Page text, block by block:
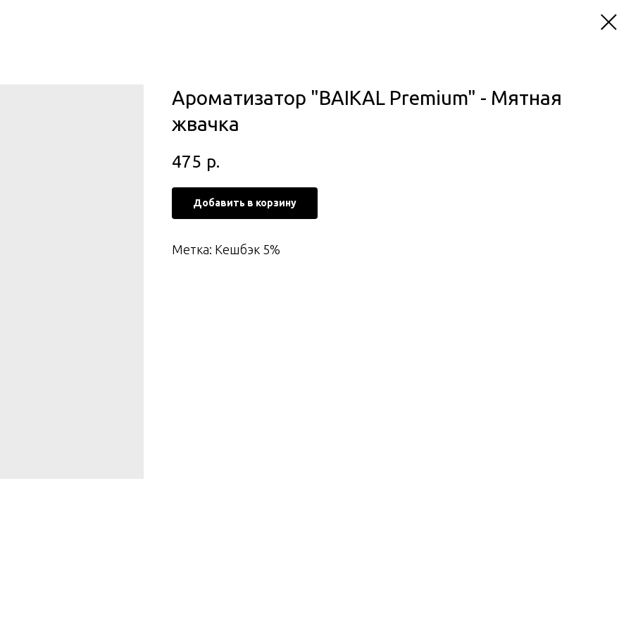
Ароматизатор "BAIKAL Premium" - Мятная
жвачка
475 р.
Добавить в корзину
Метка: Кешбэк 5%